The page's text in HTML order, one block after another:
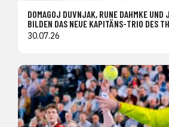
DOMAGOJ DUVNJAK, RUNE DAHMKE UND
BILDEN DAS NEUE KAPITÄNS-TRIO DES
30.07.26